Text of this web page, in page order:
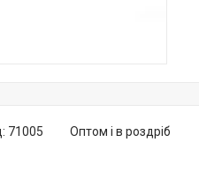
Оптом і в роздріб
71005